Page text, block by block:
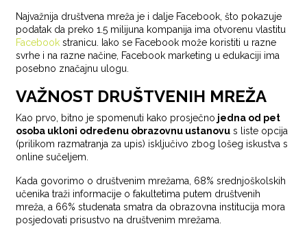
Najvažnija društvena mreža je i dalje Facebook, što pokazuje
podatak da preko 1.5 milijuna kompanija ima otvorenu vlastitu
Facebookstranicu. Iako se Facebook može koristiti u razne
svrhe i na razne načine, Facebook marketing u edukaciji ima
posebno značajnu ulogu.
VAŽNOST DRUŠTVENIH MREŽA
Kao prvo, bitno je spomenuti kako prosječno jedna od pet
osoba ukloni određenu obrazovnu ustanovu s liste opcija
(prilikom razmatranja za upis) isključivo zbog lošeg iskustva s
online sučeljem.
Kada govorimo o društvenim mrežama, 68% srednjoškolskih
učenika traži informacije o fakultetima putem društvenih
mreža, a 66% studenata smatra da obrazovna institucija mora
posjedovati prisustvo na društvenim mrežama.